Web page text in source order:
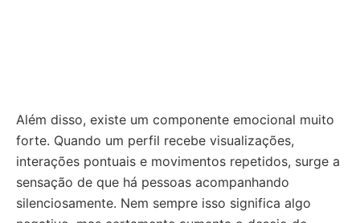
Além disso, existe um componente emocional muito
forte. Quando um perfil recebe visualizações,
interações pontuais e movimentos repetidos, surge a
sensação de que há pessoas acompanhando
silenciosamente. Nem sempre isso significa algo